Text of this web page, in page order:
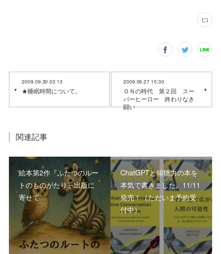
2009.09.30 03:13
★睡眠時間について。
2009.09.27 15:00
ＯＮの時代 第２回 スー
パーヒーロー 終わりなき
闘い
関連記事
絵本第2作『ふたつのルー
トのものがたり』出版に
寄せて
ChatGPTと傾聴力の本を
本気で書きました。11/11
発売！（ただいま予約受
付中）